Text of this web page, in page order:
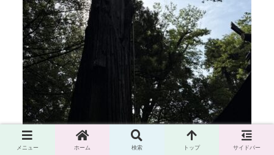
メニュー ホーム 検索 トップ サイドバー